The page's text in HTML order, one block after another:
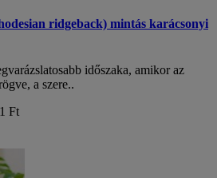
ridgeback) mintás karácsonyi
időszaka, amikor az
a szere..
Ft